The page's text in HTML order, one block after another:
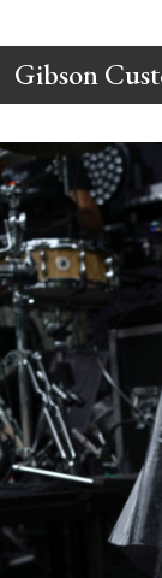
Gibson